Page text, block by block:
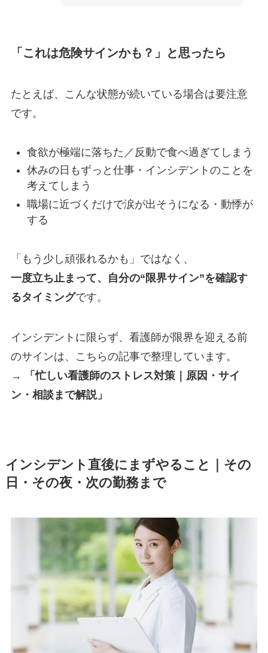
「これは危険サインかも？」と思ったら
たとえば、こんな状態が続いている場合は要注意
です。
食欲が極端に落ちた／反動で食べ過ぎてしまう
休みの日もずっと仕事・インシデントのことを
考えてしまう
職場に近づくだけで涙が出そうになる・動悸が
する
「もう少し頑張れるかも」ではなく、
一度立ち止まって、自分の“限界サイン”を確認す
るタイミングです。
インシデントに限らず、看護師が限界を迎える前
のサインは、こちらの記事で整理しています。
→
「忙しい看護師のストレス対策｜原因・サイ
ン・相談まで解説」
インシデント直後にまずやること｜その
日・その夜・次の勤務まで